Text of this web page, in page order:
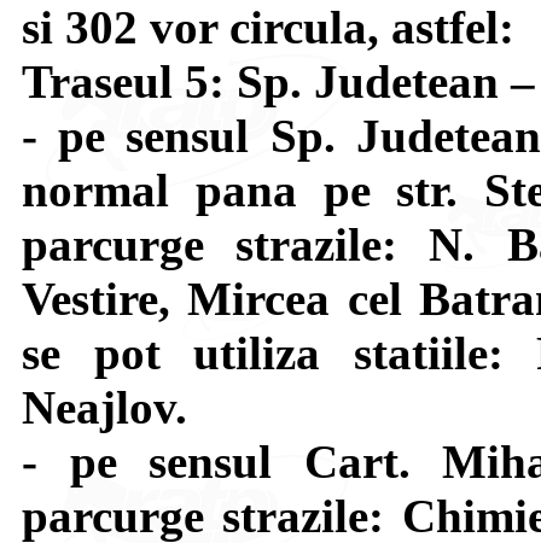
si 302 vor circula, astfel:
Traseul 5: Sp. Judetean
- pe sensul Sp.
normal pana pe str.
parcurge strazile: N.
Vestire, Mircea cel
se pot utiliza statiile:
Neajlov.
- pe sensul Cart.
parcurge strazile: